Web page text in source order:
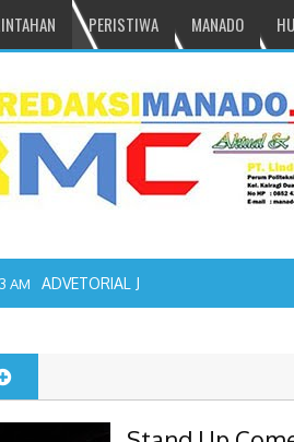
PERISTIWA MANADO
AM ADVETORIAL JONRU GANTIKAN